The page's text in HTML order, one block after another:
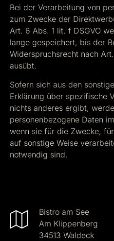
Bei der Verarbeitung von
zum Zwecke der
Art. 6 Abs. 1 lit. f DSGVO
lange gespeichert, bis der
Widerspruchsrecht nach
ausübt.
Sofern sich aus den
Erklärung über spezifische
nichts anderes ergibt,
personenbezogene Daten
wenn sie für die Zwecke,
auf sonstige Weise
notwendig sind.
Bistro am See
Am Klippenberg
34513 Waldeck